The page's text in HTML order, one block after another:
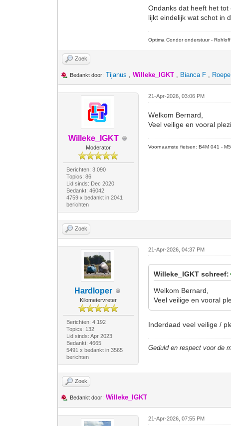
Ondanks dat heeft het
lijkt eindelijk wat schot in
Optima Condor onderstuur -
Zoek
Bedankt door: Tijanus ,Willeke_IGKT , Bianca F ,
Willeke_IGKT
Moderator
Berichten: 3.090
Topics: 86
Lid sinds: Dec 2020
Bedankt: 46042
4759 x bedankt in 2041
berichten
21-Apr-2026, 03:06 PM
Welkom Bernard,
Veel veilige en vooral
Voornaamste fietsen: B4M 041 -
Zoek
Hardloper
Kilometervreter
Berichten: 4.192
Topics: 132
Lid sinds: Apr 2023
Bedankt: 4665
5491 x bedankt in 3565
berichten
21-Apr-2026, 04:37 PM
Willeke_IGKT schreef:
Welkom Bernard,
Veel veilige en vooral
Inderdaad veel veilige /
Geduld en respect voor de
Zoek
Bedankt door: Willeke_IGKT
21-Apr-2026, 07:55 PM